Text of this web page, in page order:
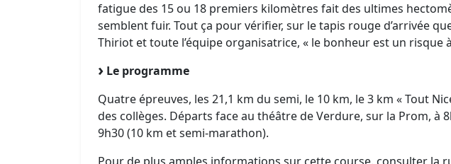
fatigue des 15 ou 18 premiers kilomètres fait des ultimes
semblent fuir. Tout ça pour vérifier, sur le tapis rouge d’arrivée
Thiriot et toute l’équipe organisatrice, « le bonheur est un risque
Le programme
Quatre épreuves, les 21,1 km du semi, le 10 km, le 3 km « Tout
des collèges. Départs face au théâtre de Verdure, sur la Prom, à
9h30 (10 km et semi-marathon).